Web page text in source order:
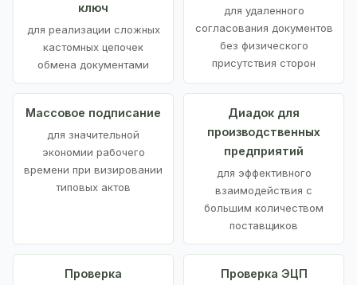
ключ
для реализации сложных
кастомных цепочек
обмена документами
для удаленного
согласования документов
без физического
присутствия сторон
Массовое подписание
для значительной
экономии рабочего
времени при визировании
типовых актов
Диадок для
производственных
предприятий
для эффективного
взаимодействия с
большим количеством
поставщиков
Проверка
Проверка ЭЦП